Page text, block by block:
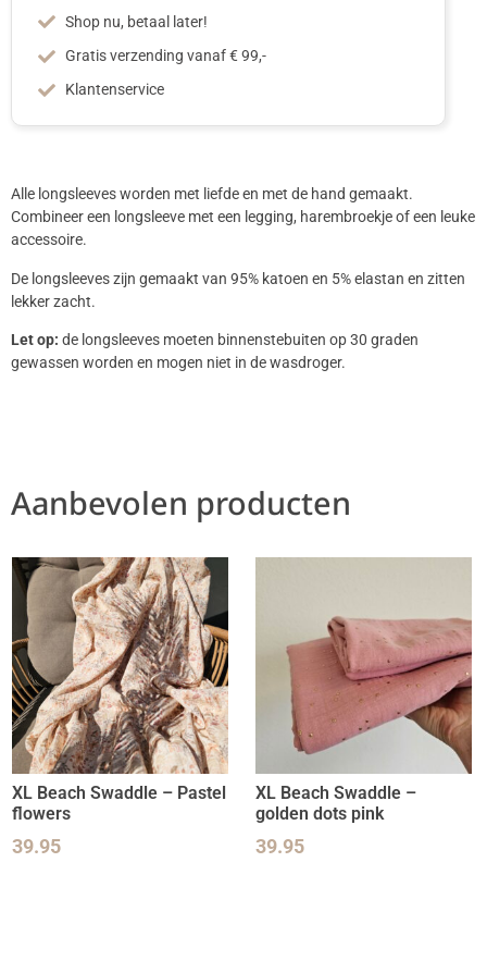
Shop nu, betaal later!
Gratis verzending vanaf € 99,-
Klantenservice
Alle longsleeves worden met liefde en met de hand gemaakt.
Combineer een longsleeve met een legging, harembroekje of een leuke
accessoire.
De longsleeves zijn gemaakt van 95% katoen en 5% elastan en zitten
lekker zacht.
Let op: de longsleeves moeten binnenstebuiten op 30 graden
gewassen worden en mogen niet in de wasdroger.
Aanbevolen producten
XL Beach Swaddle – Pastel
flowers
39.95
XL Beach Swaddle –
golden dots pink
39.95